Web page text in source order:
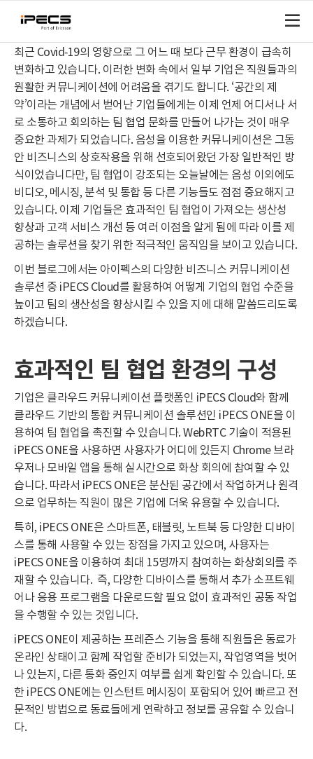
최근 Covid-19의 영향으로 그 어느 때 보다 근무 환경이 급속히
변화하고 있습니다. 이러한 변화 속에서 일부 기업은 직원들과의
원활한 커뮤니케이션에 어려움을 겪기도 합니다. ‘공간의 제
약’이라는 개념에서 벋어난 기업들에게는 이제 언제 어디서나 서
로 소통하고 회의하는 팀 협업 문화를 만들어 나가는 것이 매우
중요한 과제가 되었습니다. 음성을 이용한 커뮤니케이션은 그동
안 비즈니스의 상호작용을 위해 선호되어왔던 가장 일반적인 방
식이었습니다만, 팀 협업이 강조되는 오늘날에는 음성 이외에도
비디오, 메시징, 분석 및 통합 등 다른 기능들도 점점 중요해지고
있습니다. 이제 기업들은 효과적인 팀 협업이 가져오는 생산성
향상과 고객 서비스 개선 등 여러 이점을 알게 됨에 따라 이를 제
공하는 솔루션을 찾기 위한 적극적인 움직임을 보이고 있습니다.
이번 블로그에서는 아이펙스의 다양한 비즈니스 커뮤니케이션
솔루션 중 iPECS Cloud를 활용하여 어떻게 기업의 협업 수준을
높이고 팀의 생산성을 향상시킬 수 있을 지에 대해 말씀드리도록
하겠습니다.
효과적인 팀 협업 환경의 구성
기업은 클라우드 커뮤니케이션 플랫폼인 iPECS Cloud와 함께
클라우드 기반의 통합 커뮤니케이션 솔루션인 iPECS ONE을 이
용하여 팀 협업을 촉진할 수 있습니다. WebRTC 기술이 적용된
iPECS ONE을 사용하면 사용자가 어디에 있든지 Chrome 브라
우저나 모바일 앱을 통해 실시간으로 화상 회의에 참여할 수 있
습니다. 따라서 iPECS ONE은 분산된 공간에서 작업하거나 원격
으로 업무하는 직원이 많은 기업에 더욱 유용할 수 있습니다.
특히, iPECS ONE은 스마트폰, 태블릿, 노트북 등 다양한 디바이
스를 통해 사용할 수 있는 장점을 가지고 있으며, 사용자는
iPECS ONE을 이용하여 최대 15명까지 참여하는 화상회의를 주
재할 수 있습니다. 즉, 다양한 디바이스를 통해서 추가 소프트웨
어나 응용 프로그램을 다운로드할 필요 없이 효과적인 공동 작업
을 수행할 수 있는 것입니다.
iPECS ONE이 제공하는 프레즌스 기능을 통해 직원들은 동료가
온라인 상태이고 함께 작업할 준비가 되었는지, 작업영역을 벗어
나 있는지, 다른 통화 중인지 여부를 쉽게 확인할 수 있습니다. 또
한 iPECS ONE에는 인스턴트 메시징이 포함되어 있어 빠르고 전
문적인 방법으로 동료들에게 연락하고 정보를 공유할 수 있습니
다.